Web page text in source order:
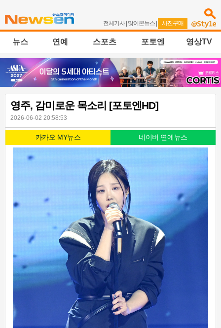
전체기사| 많이본뉴스 | 사진구매
뉴스 연예 스포츠 포토엔 영상TV
영주, 감미로운 목소리 [포토엔HD]
2026-06-02 20:58:53
카카오 MY뉴스 네이버 연예뉴스